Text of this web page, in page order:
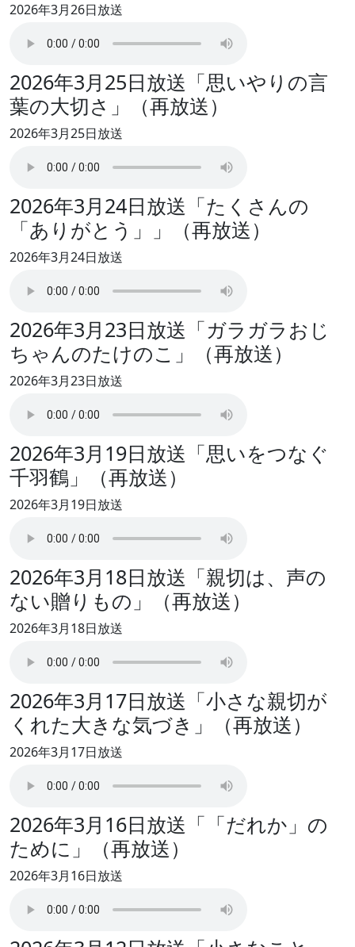
2026年3月26日放送
2026年3月25日放送「思いやりの言
葉の大切さ」（再放送）
2026年3月25日放送
2026年3月24日放送「たくさんの
「ありがとう」」（再放送）
2026年3月24日放送
2026年3月23日放送「ガラガラおじ
ちゃんのたけのこ」（再放送）
2026年3月23日放送
2026年3月19日放送「思いをつなぐ
千羽鶴」（再放送）
2026年3月19日放送
2026年3月18日放送「親切は、声の
ない贈りもの」（再放送）
2026年3月18日放送
2026年3月17日放送「小さな親切が
くれた大きな気づき」（再放送）
2026年3月17日放送
2026年3月16日放送「「だれか」の
ために」（再放送）
2026年3月16日放送